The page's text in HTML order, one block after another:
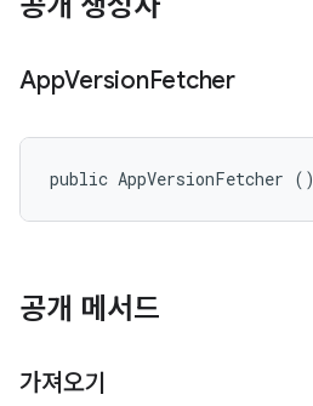
AppVersionFetcher
public AppVersionFetcher ()
공개 메서드
가져오기